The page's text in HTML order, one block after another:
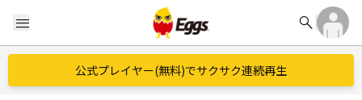
menu search
公式プレイヤー(無料)でサクサク連続再生